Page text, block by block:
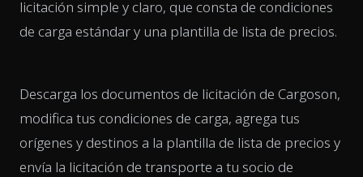
licitación simple y claro, que consta de condiciones
de carga estándar y una plantilla de lista de precios.
Descarga los documentos de licitación de Cargoson,
modifica tus condiciones de carga, agrega tus
orígenes y destinos a la plantilla de lista de precios y
envía la licitación de transporte a tu socio de